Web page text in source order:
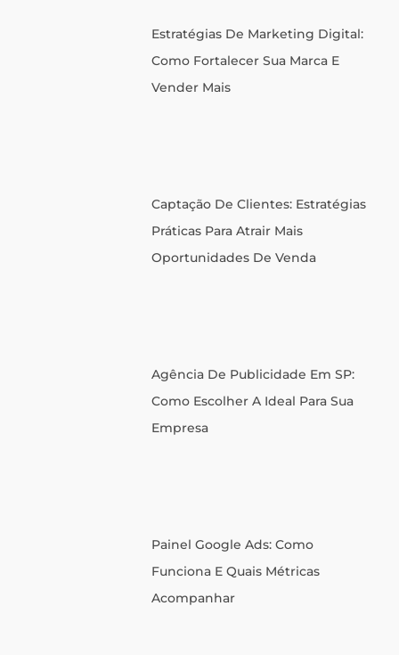
Estratégias De Marketing Digital:
Como Fortalecer Sua Marca E
Vender Mais
Captação De Clientes: Estratégias
Práticas Para Atrair Mais
Oportunidades De Venda
Agência De Publicidade Em SP:
Como Escolher A Ideal Para Sua
Empresa
Painel Google Ads: Como
Funciona E Quais Métricas
Acompanhar